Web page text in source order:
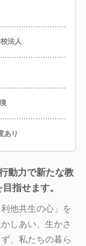
法人
あり
動力で新たな教
指せます。
他共生の心」を
しあい、生かさ
、私たちの暮ら